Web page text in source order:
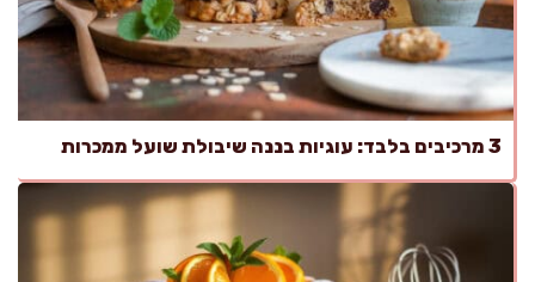
3 מרכיבים בלבד: עוגיות בננה שיבולת שועל ממכרות